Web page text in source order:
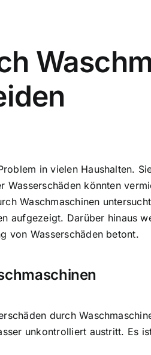
in vielen Haushalten.
könnten
Waschmaschinen
aufgezeigt. Darüber hinaus
von Wasserschäden betont.
durch
unkontrolliert austritt. Es